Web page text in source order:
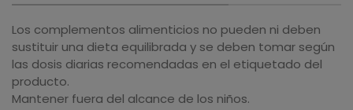
Los complementos alimenticios no pueden ni deben
sustituir una dieta equilibrada y se deben tomar según
las dosis diarias recomendadas en el etiquetado del
producto.
Mantener fuera del alcance de los niños.